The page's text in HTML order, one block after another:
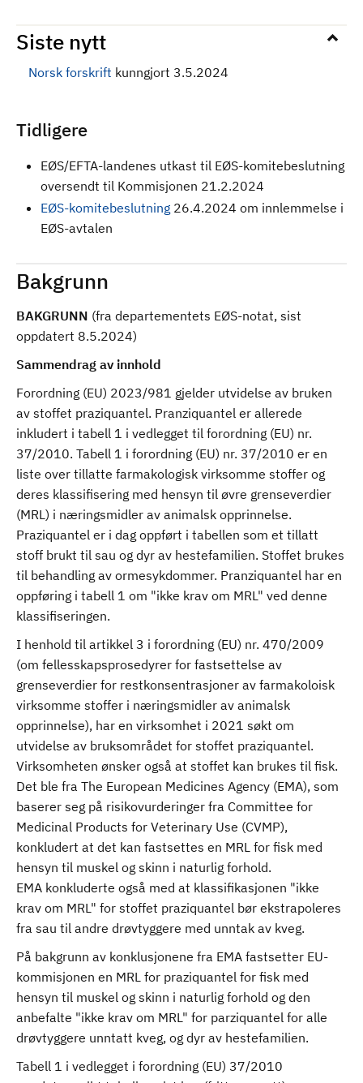
Siste nytt
Norsk forskrift kunngjort 3.5.2024
Tidligere
EØS/EFTA-landenes utkast til EØS-komitebeslutning
oversendt til Kommisjonen 21.2.2024
EØS-komitebeslutning 26.4.2024 om innlemmelse i
EØS-avtalen
Bakgrunn
BAKGRUNN (fra departementets EØS-notat, sist
oppdatert 8.5.2024)
Sammendrag av innhold
Forordning (EU) 2023/981 gjelder utvidelse av bruken
av stoffet praziquantel. Pranziquantel er allerede
inkludert i tabell 1 i vedlegget til forordning (EU) nr.
37/2010. Tabell 1 i forordning (EU) nr. 37/2010 er en
liste over tillatte farmakologisk virksomme stoffer og
deres klassifisering med hensyn til øvre grenseverdier
(MRL) i næringsmidler av animalsk opprinnelse.
Praziquantel er i dag oppført i tabellen som et tillatt
stoff brukt til sau og dyr av hestefamilien. Stoffet brukes
til behandling av ormesykdommer. Pranziquantel har en
oppføring i tabell 1 om "ikke krav om MRL" ved denne
klassifiseringen.
I henhold til artikkel 3 i forordning (EU) nr. 470/2009
(om fellesskapsprosedyrer for fastsettelse av
grenseverdier for restkonsentrasjoner av farmakoloisk
virksomme stoffer i næringsmidler av animalsk
opprinnelse), har en virksomhet i 2021 søkt om
utvidelse av bruksområdet for stoffet praziquantel.
Virksomheten ønsker også at stoffet kan brukes til fisk.
Det ble fra The European Medicines Agency (EMA), som
baserer seg på risikovurderinger fra Committee for
Medicinal Products for Veterinary Use (CVMP),
konkludert at det kan fastsettes en MRL for fisk med
hensyn til muskel og skinn i naturlig forhold.
EMA konkluderte også med at klassifikasjonen "ikke
krav om MRL" for stoffet praziquantel bør ekstrapoleres
fra sau til andre drøvtyggere med unntak av kveg.
På bakgrunn av konklusjonene fra EMA fastsetter EU-
kommisjonen en MRL for praziquantel for fisk med
hensyn til muskel og skinn i naturlig forhold og den
anbefalte "ikke krav om MRL" for parziquantel for alle
drøvtyggere unntatt kveg, og dyr av hestefamilien.
Tabell 1 i vedlegget i forordning (EU) 37/2010